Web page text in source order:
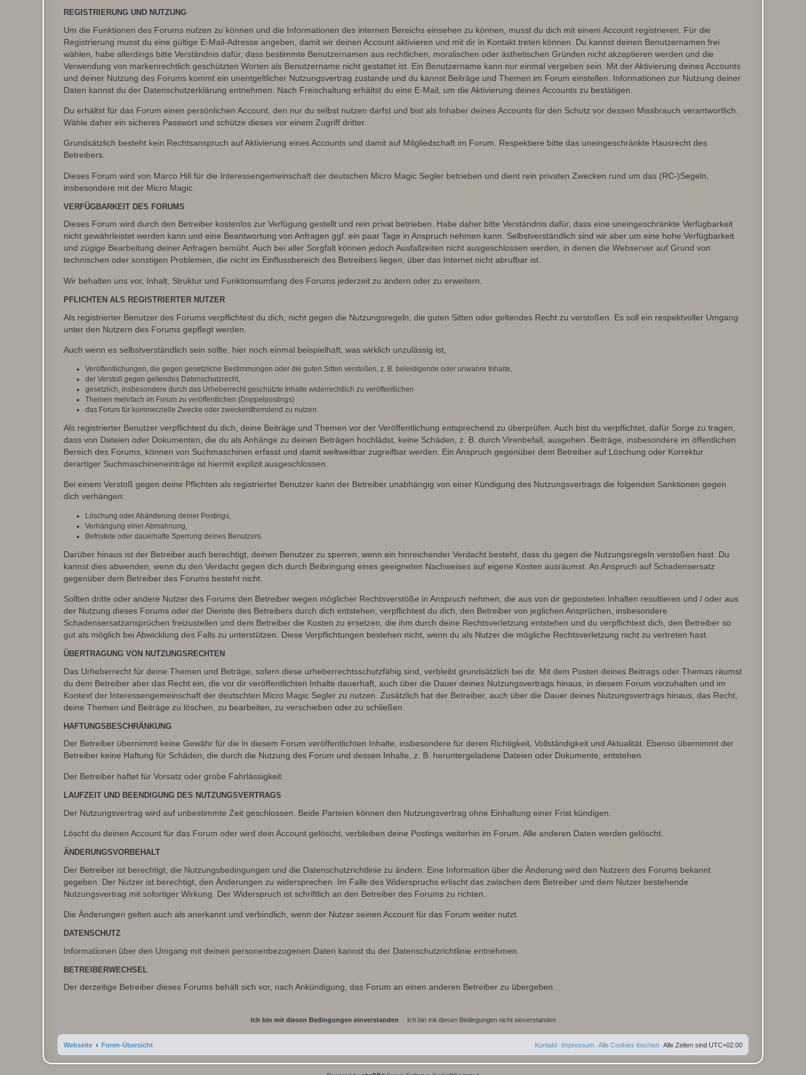
REGISTRIERUNG UND NUTZUNG
Um die Funktionen des Forums nutzen zu können und die Informationen des internen Bereichs einsehen zu können, musst du dich mit einem Account registrieren. Für die
Registrierung musst du eine gültige E-Mail-Adresse angeben, damit wir deinen Account aktivieren und mit dir in Kontakt treten können. Du kannst deinen Benutzernamen frei
wählen, habe allerdings bitte Verständnis dafür, dass bestimmte Benutzernamen aus rechtlichen, moralischen oder ästhetischen Gründen nicht akzeptieren werden und die
Verwendung von markenrechtlich geschützten Worten als Benutzername nicht gestattet ist. Ein Benutzername kann nur einmal vergeben sein. Mit der Aktivierung deines Accounts
und deiner Nutzung des Forums kommt ein unentgeltlicher Nutzungsvertrag zustande und du kannst Beiträge und Themen im Forum einstellen. Informationen zur Nutzung deiner
Daten kannst du der Datenschutzerklärung entnehmen. Nach Freischaltung erhältst du eine E-Mail, um die Aktivierung deines Accounts zu bestätigen.
Du erhältst für das Forum einen persönlichen Account, den nur du selbst nutzen darfst und bist als Inhaber deines Accounts für den Schutz vor dessen Missbrauch verantwortlich.
Wähle daher ein sicheres Passwort und schütze dieses vor einem Zugriff dritter.
Grundsätzlich besteht kein Rechtsanspruch auf Aktivierung eines Accounts und damit auf Mitgliedschaft im Forum. Respektiere bitte das uneingeschränkte Hausrecht des
Betreibers.
Dieses Forum wird von Marco Hill für die Interessengemeinschaft der deutschen Micro Magic Segler betrieben und dient rein privaten Zwecken rund um das (RC-)Segeln,
insbesondere mit der Micro Magic.
VERFÜGBARKEIT DES FORUMS
Dieses Forum wird durch den Betreiber kostenlos zur Verfügung gestellt und rein privat betrieben. Habe daher bitte Verständnis dafür, dass eine uneingeschränkte Verfügbarkeit
nicht gewährleistet werden kann und eine Beantwortung von Anfragen ggf. ein paar Tage in Anspruch nehmen kann. Selbstverständlich sind wir aber um eine hohe Verfügbarkeit
und zügige Bearbeitung deiner Anfragen bemüht. Auch bei aller Sorgfalt können jedoch Ausfallzeiten nicht ausgeschlossen werden, in denen die Webserver auf Grund von
technischen oder sonstigen Problemen, die nicht im Einflussbereich des Betreibers liegen, über das Internet nicht abrufbar ist.
Wir behalten uns vor, Inhalt, Struktur und Funktionsumfang des Forums jederzeit zu ändern oder zu erweitern.
PFLICHTEN ALS REGISTRIERTER NUTZER
Als registrierter Benutzer des Forums verpflichtest du dich, nicht gegen die Nutzungsregeln, die guten Sitten oder geltendes Recht zu verstoßen. Es soll ein respektvoller Umgang
unter den Nutzern des Forums gepflegt werden.
Auch wenn es selbstverständlich sein sollte, hier noch einmal beispielhaft, was wirklich unzulässig ist,
Veröffentlichungen, die gegen gesetzliche Bestimmungen oder die guten Sitten verstoßen, z. B. beleidigende oder unwahre Inhalte,
der Verstoß gegen geltendes Datenschutzrecht,
gesetzlich, insbesondere durch das Urheberrecht geschützte Inhalte widerrechtlich zu veröffentlichen
Themen mehrfach im Forum zu veröffentlichen (Doppelpostings)
das Forum für kommerzielle Zwecke oder zweckentfremdend zu nutzen.
Als registrierter Benutzer verpflichtest du dich, deine Beiträge und Themen vor der Veröffentlichung entsprechend zu überprüfen. Auch bist du verpflichtet, dafür Sorge zu tragen,
dass von Dateien oder Dokumenten, die du als Anhänge zu deinen Beträgen hochlädst, keine Schäden, z. B. durch Virenbefall, ausgehen. Beiträge, insbesondere im öffentlichen
Bereich des Forums, können von Suchmaschinen erfasst und damit weltweitbar zugreifbar werden. Ein Anspruch gegenüber dem Betreiber auf Löschung oder Korrektur
derartiger Suchmaschineneinträge ist hiermit explizit ausgeschlossen.
Bei einem Verstoß gegen deine Pflichten als registrierter Benutzer kann der Betreiber unabhängig von einer Kündigung des Nutzungsvertrags die folgenden Sanktionen gegen
dich verhängen:
Löschung oder Abänderung deiner Postings,
Verhängung einer Abmahnung,
Befristete oder dauerhafte Sperrung deines Benutzers.
Darüber hinaus ist der Betreiber auch berechtigt, deinen Benutzer zu sperren, wenn ein hinreichender Verdacht besteht, dass du gegen die Nutzungsregeln verstoßen hast. Du
kannst dies abwenden, wenn du den Verdacht gegen dich durch Beibringung eines geeigneten Nachweises auf eigene Kosten ausräumst. An Anspruch auf Schadensersatz
gegenüber dem Betreiber des Forums besteht nicht.
Sollten dritte oder andere Nutzer des Forums den Betreiber wegen möglicher Rechtsverstöße in Anspruch nehmen, die aus von dir geposteten Inhalten resultieren und / oder aus
der Nutzung dieses Forums oder der Dienste des Betreibers durch dich entstehen, verpflichtest du dich, den Betreiber von jeglichen Ansprüchen, insbesondere
Schadensersatzansprüchen freizustellen und dem Betreiber die Kosten zu ersetzen, die ihm durch deine Rechtsverletzung entstehen und du verpflichtest dich, den Betreiber so
gut als möglich bei Abwicklung des Falls zu unterstützen. Diese Verpflichtungen bestehen nicht, wenn du als Nutzer die mögliche Rechtsverletzung nicht zu vertreten hast.
ÜBERTRAGUNG VON NUTZUNGSRECHTEN
Das Urheberrecht für deine Themen und Beträge, sofern diese urheberrechtsschutzfähig sind, verbleibt grundsätzlich bei dir. Mit dem Posten deines Beitrags oder Themas räumst
du dem Betreiber aber das Recht ein, die vor dir veröffentlichten Inhalte dauerhaft, auch über die Dauer deines Nutzungsvertrags hinaus, in diesem Forum vorzuhalten und im
Kontext der Interessengemeinschaft der deutschten Micro Magic Segler zu nutzen. Zusätzlich hat der Betreiber, auch über die Dauer deines Nutzungsvertrags hinaus, das Recht,
deine Themen und Beiträge zu löschen, zu bearbeiten, zu verschieben oder zu schließen.
HAFTUNGSBESCHRÄNKUNG
Der Betreiber übernimmt keine Gewähr für die in diesem Forum veröffentlichten Inhalte, insbesondere für deren Richtigkeit, Vollständigkeit und Aktualität. Ebenso übernimmt der
Betreiber keine Haftung für Schäden, die durch die Nutzung des Forum und dessen Inhalte, z. B. heruntergeladene Dateien oder Dokumente, entstehen.
Der Betreiber haftet für Vorsatz oder grobe Fahrlässigkeit.
LAUFZEIT UND BEENDIGUNG DES NUTZUNGSVERTRAGS
Der Nutzungsvertrag wird auf unbestimmte Zeit geschlossen. Beide Parteien können den Nutzungsvertrag ohne Einhaltung einer Frist kündigen.
Löscht du deinen Account für das Forum oder wird dein Account gelöscht, verbleiben deine Postings weiterhin im Forum. Alle anderen Daten werden gelöscht.
ÄNDERUNGSVORBEHALT
Der Betreiber ist berechtigt, die Nutzungsbedingungen und die Datenschutzrichtlinie zu ändern. Eine Information über die Änderung wird den Nutzern des Forums bekannt
gegeben. Der Nutzer ist berechtigt, den Änderungen zu widersprechen. Im Falle des Widerspruchs erlischt das zwischen dem Betreiber und dem Nutzer bestehende
Nutzungsvertrag mit sofortiger Wirkung. Der Widerspruch ist schriftlich an den Betreiber des Forums zu richten.
Die Änderungen gelten auch als anerkannt und verbindlich, wenn der Nutzer seinen Account für das Forum weiter nutzt.
DATENSCHUTZ
Informationen über den Umgang mit deinen personenbezogenen Daten kannst du der Datenschutzrichtlinie entnehmen.
BETREIBERWECHSEL
Der derzeitige Betreiber dieses Forums behält sich vor, nach Ankündigung, das Forum an einen anderen Betreiber zu übergeben.
Webseite Foren-Übersicht Alle Zeiten sind UTC+02:00
Alle Cookies löschen
Impressum
Kontakt